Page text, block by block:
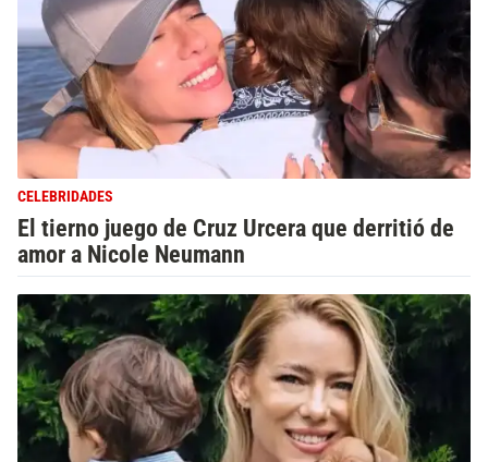
CELEBRIDADES
El tierno juego de Cruz Urcera que derritió de
amor a Nicole Neumann